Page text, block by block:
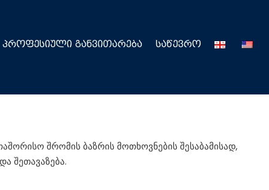
ᲞᲠᲝᲤᲔᲡᲘᲣᲚᲘ ᲒᲐᲜᲕᲘᲗᲐᲠᲔᲑᲐ ᲡᲐᲬᲔᲕᲠᲝ
შრომის ბაზრის მოთხოვნების შესაბამისად,
შეთავაზება.